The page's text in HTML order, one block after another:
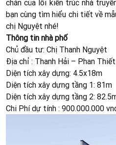
chán của lối kiến trúc nhà
bạn cùng tìm hiểu chi tiết về
chị Nguyệt nhé!
Thông tin nhà phố
Chủ đầu tư: Chị Thanh Nguyệt
Địa chỉ : Thanh Hải – Phan Thiết
Diện tích xây dựng: 4.5x18m
Diện tích xây dựng tầng 1: 81m
Diện tích xây dựng tầng 2:
Chi Phí dự tính : 900.000.000